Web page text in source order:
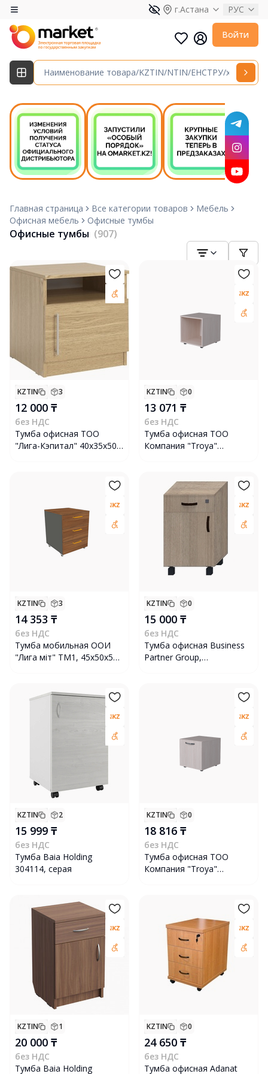
г.Астана РУС
Войти
Главная страница Все категории товаров
Мебель
Офисная мебель
Офисные тумбы
Офисные тумбы (907)
KZTIN 3
12 000 ₸
без НДС
Тумба офисная ТОО
"Лига-Кэпитал" 40х35х50
KZTIN 0
13 071 ₸
без НДС
Тумба офисная ТОО
Компания "Troya"
KZTIN 3
14 353 ₸
без НДС
Тумба мобильная ООИ
"Лига Үміт" ТМ1, 45х50х59
KZTIN 0
15 000 ₸
без НДС
Тумба офисная Business
Partner Group,
KZTIN 2
15 999 ₸
без НДС
Тумба Baia Holding
304114, серая
KZTIN 0
18 816 ₸
без НДС
Тумба офисная ТОО
Компания "Troya"
KZTIN 1
20 000 ₸
без НДС
Тумба Baia Holding
KZTIN 0
24 650 ₸
без НДС
Тумба офисная Adanat